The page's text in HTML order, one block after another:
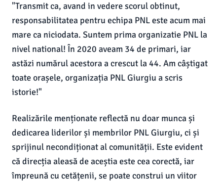
"Transmit ca, avand in vedere scorul obtinut,
responsabilitatea pentru echipa PNL este acum mai
mare ca niciodata. Suntem prima organizatie PNL la
nivel national! În 2020 aveam 34 de primari, iar
astăzi numărul acestora a crescut la 44. Am câștigat
toate orașele, organizația PNL Giurgiu a scris
istorie!"
Realizările menționate reflectă nu doar munca și
dedicarea liderilor și membrilor PNL Giurgiu, ci și
sprijinul necondiționat al comunității. Este evident
că direcția aleasă de aceștia este cea corectă, iar
împreună cu cetățenii, se poate construi un viitor